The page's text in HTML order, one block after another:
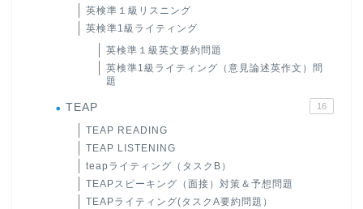
英検準１級リスニング
英検準1級ライティング
英検準１級英文要約問題
英検準1級ライティング（意見論述英作文）問
題
TEAP 16
TEAP READING
TEAP LISTENING
teapライティング（タスクB）
TEAPスピーキング（面接）対策＆予想問題
TEAPライティング(タスクA要約問題）